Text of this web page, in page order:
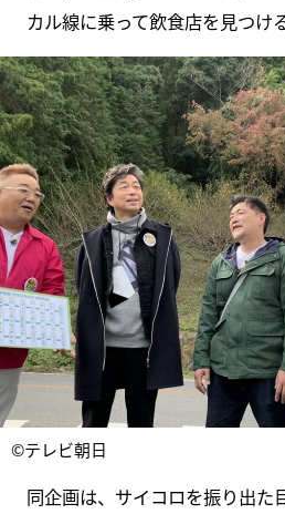
カル線に乗って飲食店を見つけ
©テレビ朝日
同企画は、サイコロを振り出た